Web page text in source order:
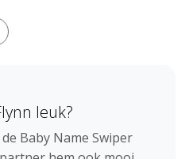
leuk?
Baby Name Swiper